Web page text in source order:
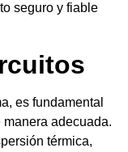
seguro y fiable
es fundamental
adecuada.
térmica,